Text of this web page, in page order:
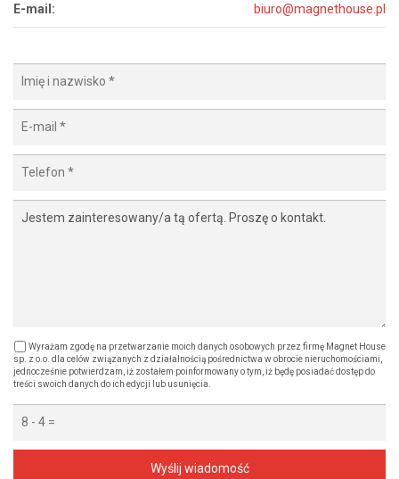
E-mail:
biuro@magnethouse.pl
Wyrażam zgodę na przetwarzanie moich danych osobowych przez firmę Magnet House
sp. z o.o. dla celów związanych z działalnością pośrednictwa w obrocie nieruchomościami,
jednocześnie potwierdzam, iż zostałem poinformowany o tym, iż będę posiadać dostęp do
treści swoich danych do ich edycji lub usunięcia.
Wyślij wiadomość